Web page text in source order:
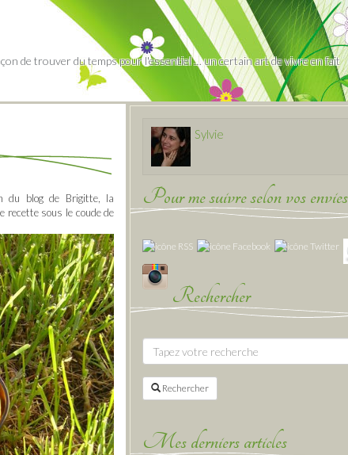
de trouver du temps pour l'essentiel … un certain art de vivre en fait
du blog de Brigitte, la
recette sous le coude de
Sylvie
Pour me suivre selon vos envies
Rechercher
Rechercher
Mes derniers articles